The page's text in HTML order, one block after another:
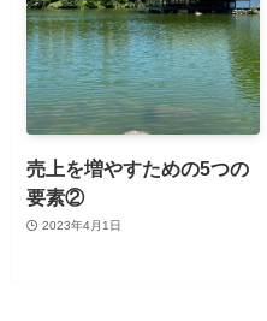
売上を増やすための5つの
要素②
2023年4月1日